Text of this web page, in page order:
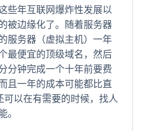
些年互联网爆炸性发展以
被边缘化了。随着服务器
服务器（虚拟主机）一年
最便宜的顶级域名，然后
分钟完成一个十年前要费
且一年的成本可能都比直
以在有需要的时候，找人
。